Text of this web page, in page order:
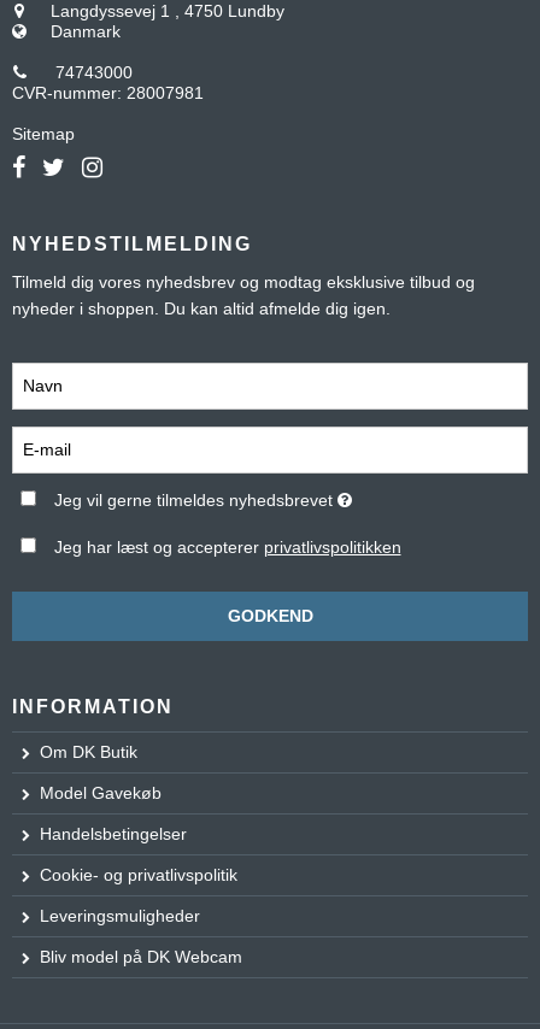
Langdyssevej 1 , 4750 Lundby
Danmark
74743000
CVR-nummer: 28007981
Sitemap
NYHEDSTILMELDING
Tilmeld dig vores nyhedsbrev og modtag eksklusive tilbud og
nyheder i shoppen. Du kan altid afmelde dig igen.
Jeg vil gerne tilmeldes nyhedsbrevet
Jeg har læst og accepterer privatlivspolitikken
GODKEND
INFORMATION
Om DK Butik
Model Gavekøb
Handelsbetingelser
Cookie- og privatlivspolitik
Leveringsmuligheder
Bliv model på DK Webcam